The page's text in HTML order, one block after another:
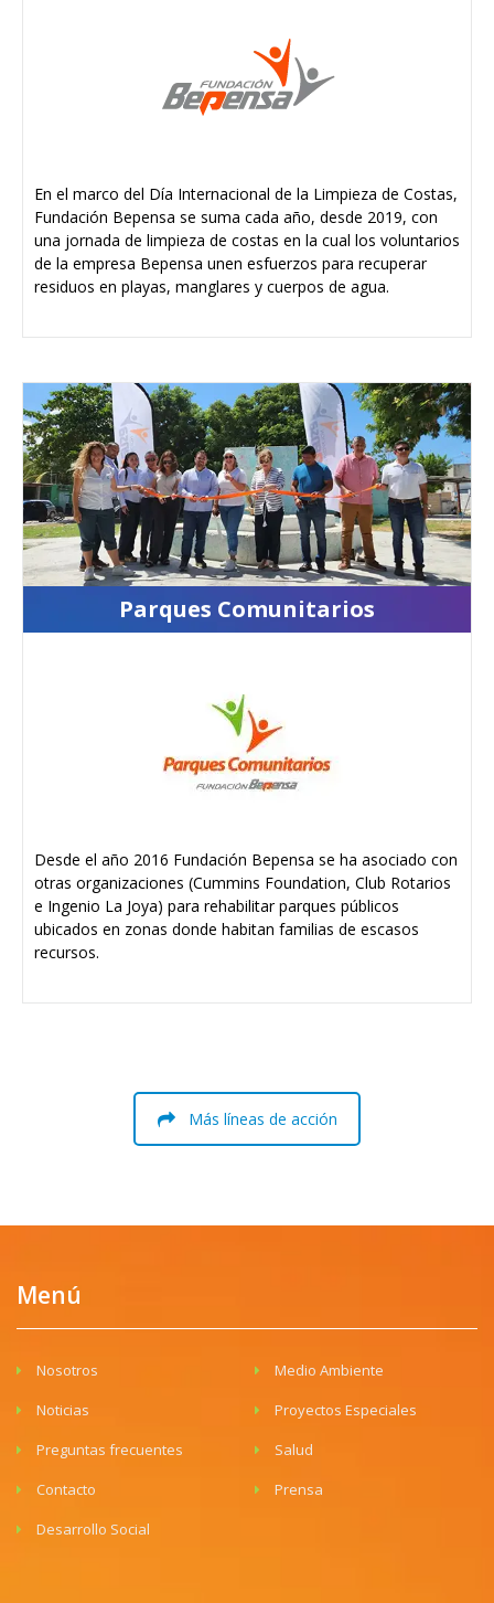
En el marco del Día Internacional de la Limpieza de Costas,
Fundación Bepensa se suma cada año, desde 2019, con
una jornada de limpieza de costas en la cual los voluntarios
de la empresa Bepensa unen esfuerzos para recuperar
residuos en playas, manglares y cuerpos de agua.
Parques Comunitarios
Desde el año 2016 Fundación Bepensa se ha asociado con
otras organizaciones (Cummins Foundation, Club Rotarios
e Ingenio La Joya) para rehabilitar parques públicos
ubicados en zonas donde habitan familias de escasos
recursos.
Más líneas de acción
Menú
Nosotros
Noticias
Preguntas frecuentes
Contacto
Desarrollo Social
Medio Ambiente
Proyectos Especiales
Salud
Prensa